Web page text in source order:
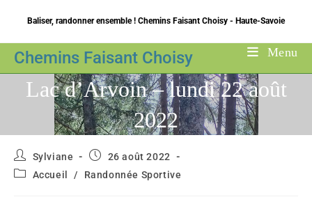
content
Baliser, randonner ensemble ! Chemins Faisant Choisy - Haute-Savoie
Chemins Faisant Choisy Menu
Lac d’Arvoin – lundi 22 août
2022
Auteur/autrice
de
la
Sylviane
Publication
26 août 2022
PostAccueil / Randonnée Sportive